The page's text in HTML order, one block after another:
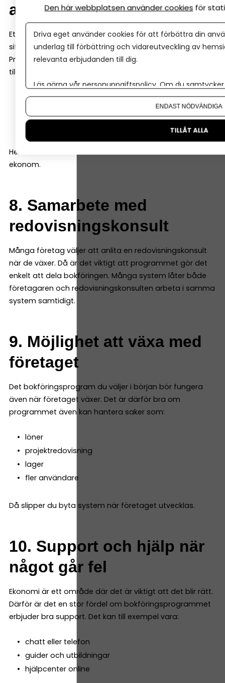
att förstå
Ett bra bokföringsprogram ska inte bara registrera
siffror – det ska också hjälpa dig att förstå ekonomin.
Programmet ska därför kunna ge dig tydliga rapporter,
till exempel:
resultatrapport
balansrapport
kassaflödesrapport
Helst ska de vara enkla att läsa även för den som inte är
ekonom.
8. Samarbete med
redovisningskonsult
Många företag väljer att anlita en redovisningskonsult
när de växer. Då är det viktigt att programmet gör det
enkelt att dela bokföringen. Många system låter både
företagaren och redovisningskonsulten arbeta i samma
system samtidigt.
9. Möjlighet att växa med
företaget
Det bokföringsprogram du väljer i början bör fungera
även när företaget växer. Det är därför bra om
programmet även kan hantera saker som:
löner
projektredovisning
lager
fler användare
Då slipper du byta system när företaget utvecklas.
10. Support och hjälp när
något går fel
Ekonomi är ett område där det är viktigt att det blir rätt.
Därför är det en stor fördel om bokföringsprogrammet
erbjuder bra support. Det kan till exempel vara:
chatt eller telefon
guider och utbildningar
hjälpcenter online
Den här webbplatsen använder cookies för
Driva eget använder cookies för att förbättra din
underlag till förbättring och vidareutveckling av
relevanta erbjudanden till dig.
Läs gärna vår personuppgiftspolicy. Om du
Om du vill ändra ditt val i efterhand hittar du den
ENDAST NÖDVÄNDIGA
TILLÅT ALLA